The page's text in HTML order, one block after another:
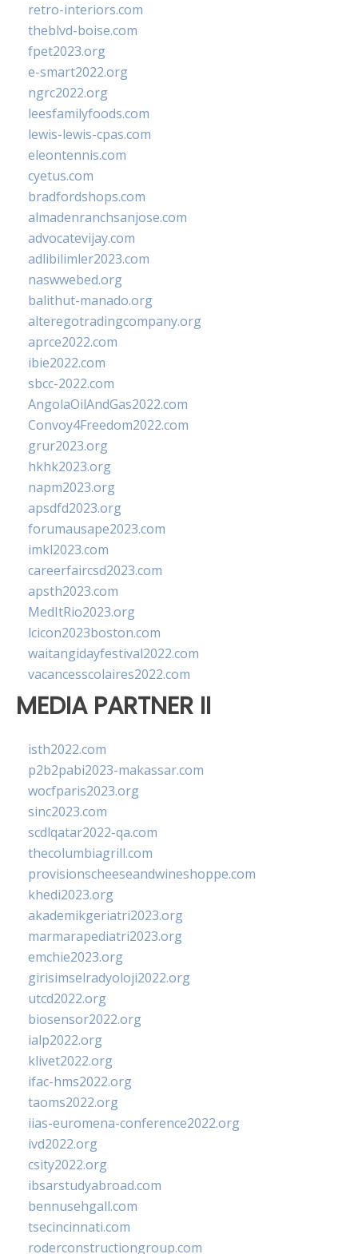
retro-interiors.com
theblvd-boise.com
fpet2023.org
e-smart2022.org
ngrc2022.org
leesfamilyfoods.com
lewis-lewis-cpas.com
eleontennis.com
cyetus.com
bradfordshops.com
almadenranchsanjose.com
advocatevijay.com
adlibilimler2023.com
naswwebed.org
balithut-manado.org
alteregotradingcompany.org
aprce2022.com
ibie2022.com
sbcc-2022.com
AngolaOilAndGas2022.com
Convoy4Freedom2022.com
grur2023.org
hkhk2023.org
napm2023.org
apsdfd2023.org
forumausape2023.com
imkl2023.com
careerfaircsd2023.com
apsth2023.com
MedItRio2023.org
lcicon2023boston.com
waitangidayfestival2022.com
vacancesscolaires2022.com
MEDIA PARTNER II
isth2022.com
p2b2pabi2023-makassar.com
wocfparis2023.org
sinc2023.com
scdlqatar2022-qa.com
thecolumbiagrill.com
provisionscheeseandwineshoppe.com
khedi2023.org
akademikgeriatri2023.org
marmarapediatri2023.org
emchie2023.org
girisimselradyoloji2022.org
utcd2022.org
biosensor2022.org
ialp2022.org
klivet2022.org
ifac-hms2022.org
taoms2022.org
iias-euromena-conference2022.org
ivd2022.org
csity2022.org
ibsarstudyabroad.com
bennusehgall.com
tsecincinnati.com
roderconstructiongroup.com